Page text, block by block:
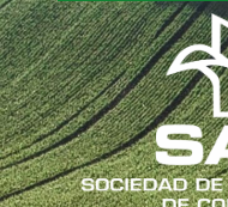
Saltar
al
contenido